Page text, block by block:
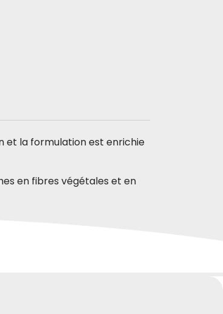
et la formulation est enrichie
en fibres végétales et en